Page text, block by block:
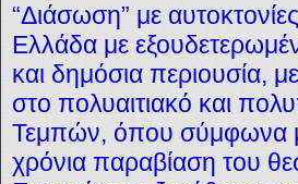
“Διάσωση” με
Ελλάδα με
και δημόσια περιουσία,
στο πολυαιτιακό και
Τεμπών, όπου σύμφωνα
χρόνια παραβίαση του